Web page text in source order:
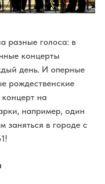
разные голоса: в
концерты
день. И оперные
рождественские
на
например, один
заняться в городе с